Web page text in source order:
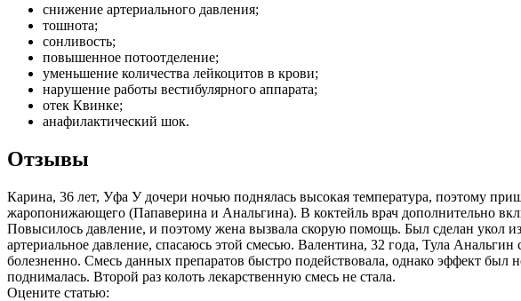
снижение артериального давления;
тошнота;
сонливость;
повышенное потоотделение;
уменьшение количества лейкоцитов в крови;
нарушение работы вестибулярного аппарата;
отек Квинке;
анафилактический шок.
Отзывы
Карина, 36 лет, Уфа У дочери ночью поднялась высокая температура, поэтому
жаропонижающего (Папаверина и Анальгина). В коктейль врач дополнительно
Повысилось давление, и поэтому жена вызвала скорую помощь. Был сделан укол
артериальное давление, спасаюсь этой смесью. Валентина, 32 года, Тула
болезненно. Смесь данных препаратов быстро подействовала, однако эффект был
поднималась. Второй раз колоть лекарственную смесь не стала.
Оцените статью: